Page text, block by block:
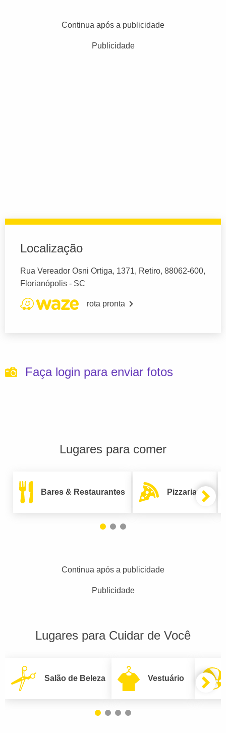
Continua após a publicidade
Publicidade
Localização
Rua Vereador Osni Ortiga, 1371, Retiro, 88062-600,
Florianópolis - SC
rota pronta
Faça login para enviar fotos
Lugares para comer
Bares & Restaurantes Pizzarias
Continua após a publicidade
Publicidade
Lugares para Cuidar de Você
Salão de Beleza Vestuário